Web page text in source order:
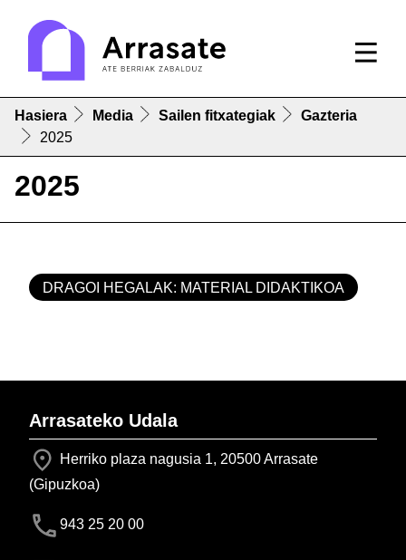
Hasiera Media Sailen fitxategiak
Gazteria
2025
2025
DRAGOI HEGALAK: MATERIAL DIDAKTIKOA
Arrasateko Udala
Herriko plaza nagusia 1, 20500 Arrasate
(Gipuzkoa)
943 25 20 00